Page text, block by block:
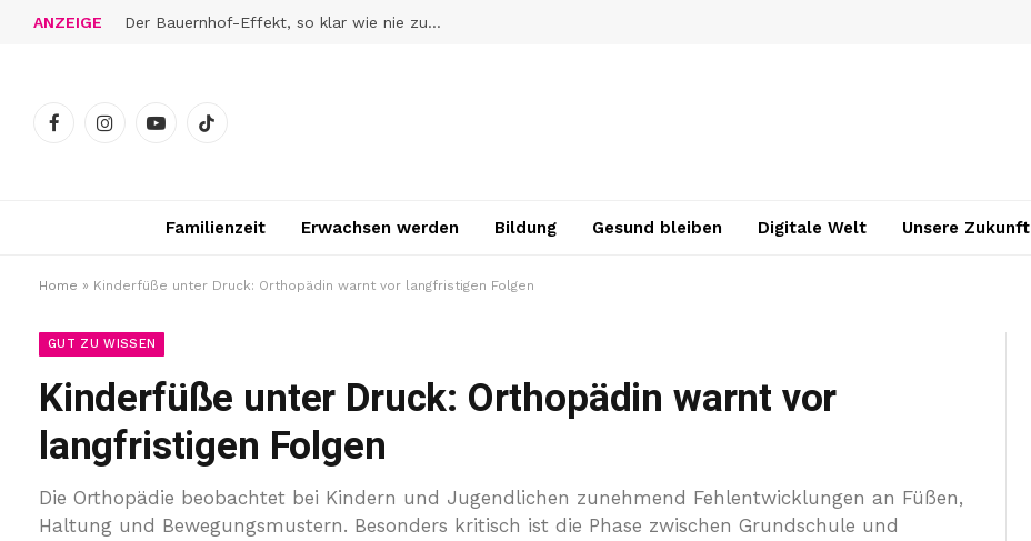
ANZEIGE Der Bauernhof-Effekt, so klar wie nie zuvor
FacebookInstagramYouTubeTikTok
Familienzeit Erwachsen werden Bildung Gesund bleiben Digitale Welt Unsere Zukunft
Home » Kinderfüße unter Druck: Orthopädin warnt vor langfristigen Folgen
GUT ZU WISSEN
Kinderfüße unter Druck: Orthopädin warnt vor
langfristigen Folgen
Die Orthopädie beobachtet bei Kindern und Jugendlichen zunehmend Fehlentwicklungen an Füßen,
Haltung und Bewegungsmustern. Besonders kritisch ist die Phase zwischen Grundschule und